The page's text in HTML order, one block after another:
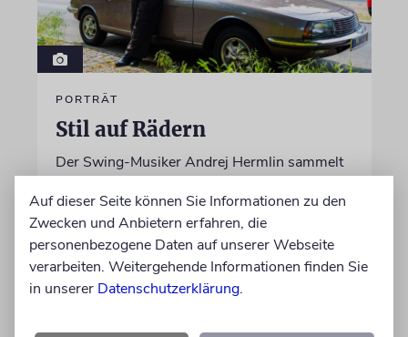
PORTRÄT
Stil auf Rädern
Der Swing-Musiker Andrej Hermlin sammelt
Garage zu bewundern. Ein Besuch in Pankow
von Imanuel Marcus
06.08.2026
Auf dieser Seite können Sie Informationen zu den
Zwecken und Anbietern erfahren, die
personenbezogene Daten auf unserer Webseite
verarbeiten. Weitergehende Informationen finden Sie
in unserer Datenschutzerklärung.